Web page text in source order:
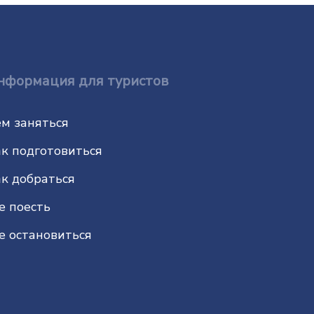
для туристов
заняться
подготовиться
добраться
поесть
остановиться